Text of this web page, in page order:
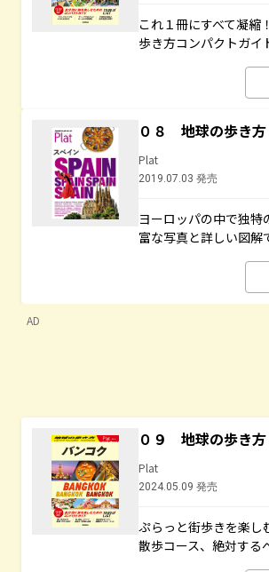
これ１冊にすべて凝
歩き方コンパクトガイ
０８ 地球の歩き
Plat
2019.07.03 発売
ヨーロッパの中で独
富な写真と詳しい図解
AD
０９ 地球の歩き
Plat
2024.05.09 発売
ぷらっと街歩きを楽し
散歩コース、絶対する